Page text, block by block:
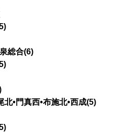
総合(6)
北•門真西•布施北•西成(5)